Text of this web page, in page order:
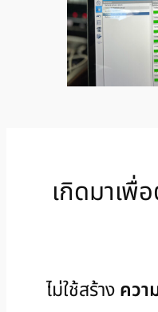
เกิดมาเพื่
ไม่ใช้สร้าง ควา